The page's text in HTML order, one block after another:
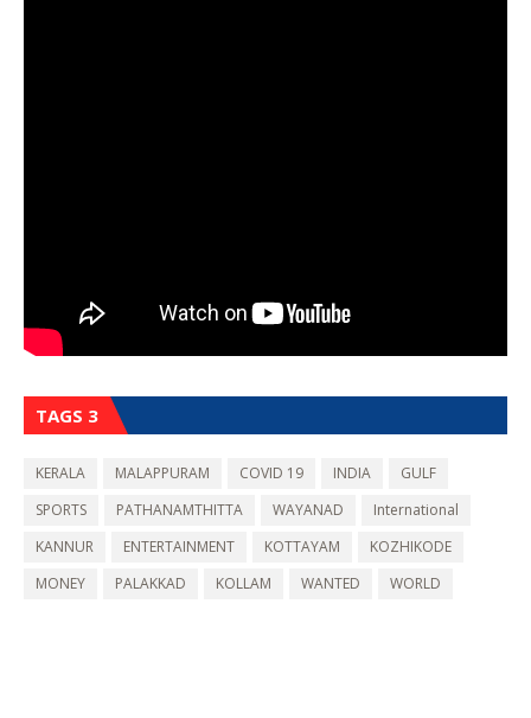
TAGS 3
KERALA MALAPPURAM COVID 19 INDIA
GULF
SPORTS
PATHANAMTHITTA WAYANAD
International
KANNUR
ENTERTAINMENT KOTTAYAM
KOZHIKODE
MONEY
PALAKKAD KOLLAM WANTED WORLD